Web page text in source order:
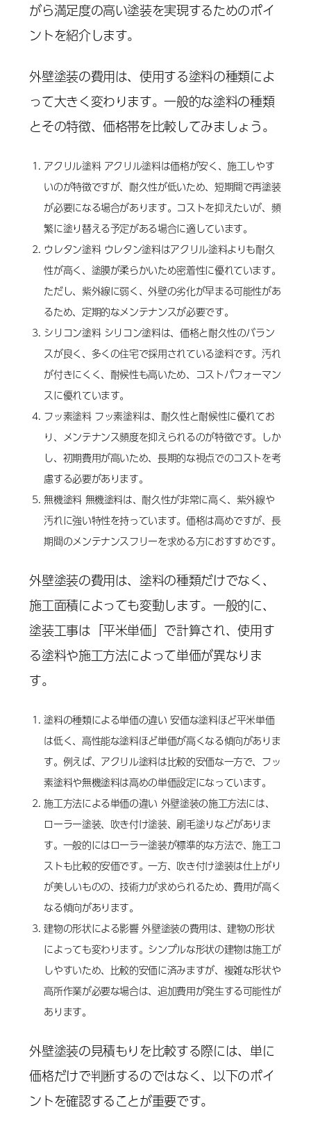
がら満足度の高い塗装を実現するためのポイ
ントを紹介します。
外壁塗装の費用は、使用する塗料の種類によ
って大きく変わります。一般的な塗料の種類
とその特徴、価格帯を比較してみましょう。
アクリル塗料 アクリル塗料は価格が安く、施工しやす
いのが特徴ですが、耐久性が低いため、短期間で再塗装
が必要になる場合があります。コストを抑えたいが、頻
繁に塗り替える予定がある場合に適しています。
ウレタン塗料 ウレタン塗料はアクリル塗料よりも耐久
性が高く、塗膜が柔らかいため密着性に優れています。
ただし、紫外線に弱く、外壁の劣化が早まる可能性があ
るため、定期的なメンテナンスが必要です。
シリコン塗料 シリコン塗料は、価格と耐久性のバラン
スが良く、多くの住宅で採用されている塗料です。汚れ
が付きにくく、耐候性も高いため、コストパフォーマン
スに優れています。
フッ素塗料 フッ素塗料は、耐久性と耐候性に優れてお
り、メンテナンス頻度を抑えられるのが特徴です。しか
し、初期費用が高いため、長期的な視点でのコストを考
慮する必要があります。
無機塗料 無機塗料は、耐久性が非常に高く、紫外線や
汚れに強い特性を持っています。価格は高めですが、長
期間のメンテナンスフリーを求める方におすすめです。
外壁塗装の費用は、塗料の種類だけでなく、
施工面積によっても変動します。一般的に、
塗装工事は「平米単価」で計算され、使用す
る塗料や施工方法によって単価が異なりま
す。
塗料の種類による単価の違い 安価な塗料ほど平米単価
は低く、高性能な塗料ほど単価が高くなる傾向がありま
す。例えば、アクリル塗料は比較的安価な一方で、フッ
素塗料や無機塗料は高めの単価設定になっています。
施工方法による単価の違い 外壁塗装の施工方法には、
ローラー塗装、吹き付け塗装、刷毛塗りなどがありま
す。一般的にはローラー塗装が標準的な方法で、施工コ
ストも比較的安価です。一方、吹き付け塗装は仕上がり
が美しいものの、技術力が求められるため、費用が高く
なる傾向があります。
建物の形状による影響 外壁塗装の費用は、建物の形状
によっても変わります。シンプルな形状の建物は施工が
しやすいため、比較的安価に済みますが、複雑な形状や
高所作業が必要な場合は、追加費用が発生する可能性が
あります。
外壁塗装の見積もりを比較する際には、単に
価格だけで判断するのではなく、以下のポイ
ントを確認することが重要です。